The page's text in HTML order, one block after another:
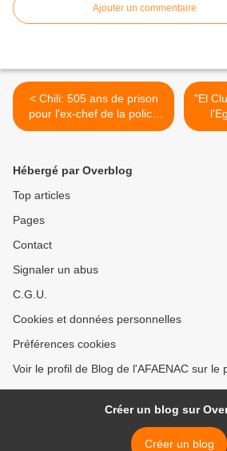
Ajouter un commentaire
< Chili: 505 ans de prison
pour l'ex-chef de la police
secrète de Pinochet
"El
Hébergé par Overblog
Top articles
Pages
Contact
Signaler un abus
C.G.U.
Cookies et données personnelles
Préférences cookies
Voir le profil de Blog de l'AFAENAC sur le
Créer un blog sur
Créer un blog